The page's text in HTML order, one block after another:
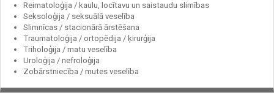
Reimatoloģija / kaulu, locītavu un saistaudu slimības
Seksoloģija / seksuālā veselība
Slimnīcas / stacionārā ārstēšana
Traumatoloģija / ortopēdija / ķirurģija
Triholoģija / matu veselība
Uroloģija / nefroloģija
Zobārstniecība / mutes veselība